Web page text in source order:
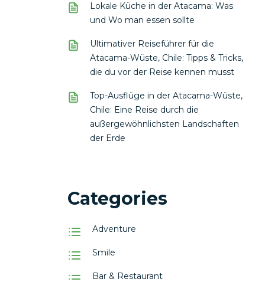
Lokale Küche in der Atacama: Was
und Wo man essen sollte
Ultimativer Reiseführer für die
Atacama-Wüste, Chile: Tipps & Tricks,
die du vor der Reise kennen musst
Top-Ausflüge in der Atacama-Wüste,
Chile: Eine Reise durch die
außergewöhnlichsten Landschaften
der Erde
Categories
Adventure
Smile
Bar & Restaurant